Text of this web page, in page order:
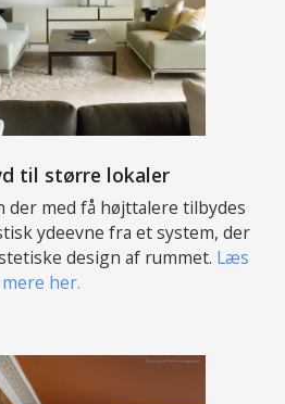
til større lokaler
der med få højttalere tilbydes
ydeevne fra et system, der
design af rummet. Læs
mere her.